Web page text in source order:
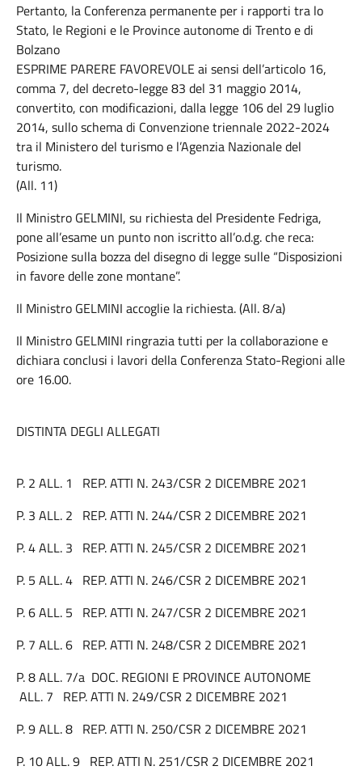
Pertanto, la Conferenza permanente per i rapporti tra lo
Stato, le Regioni e le Province autonome di Trento e di
Bolzano
ESPRIME PARERE FAVOREVOLE ai sensi dell’articolo 16,
comma 7, del decreto-legge 83 del 31 maggio 2014,
convertito, con modificazioni, dalla legge 106 del 29 luglio
2014, sullo schema di Convenzione triennale 2022-2024
tra il Ministero del turismo e l’Agenzia Nazionale del
turismo.
(All. 11)
Il Ministro GELMINI, su richiesta del Presidente Fedriga,
pone all’esame un punto non iscritto all’o.d.g. che reca:
Posizione sulla bozza del disegno di legge sulle “Disposizioni
in favore delle zone montane”.
Il Ministro GELMINI accoglie la richiesta. (All. 8/a)
Il Ministro GELMINI ringrazia tutti per la collaborazione e
dichiara conclusi i lavori della Conferenza Stato-Regioni alle
ore 16.00.
DISTINTA DEGLI ALLEGATI
P. 2 ALL. 1 REP. ATTI N. 243/CSR 2 DICEMBRE 2021
P. 3 ALL. 2 REP. ATTI N. 244/CSR 2 DICEMBRE 2021
P. 4 ALL. 3 REP. ATTI N. 245/CSR 2 DICEMBRE 2021
P. 5 ALL. 4 REP. ATTI N. 246/CSR 2 DICEMBRE 2021
P. 6 ALL. 5 REP. ATTI N. 247/CSR 2 DICEMBRE 2021
P. 7 ALL. 6 REP. ATTI N. 248/CSR 2 DICEMBRE 2021
P. 8 ALL. 7/a DOC. REGIONI E PROVINCE AUTONOME
ALL. 7 REP. ATTI N. 249/CSR 2 DICEMBRE 2021
P. 9 ALL. 8 REP. ATTI N. 250/CSR 2 DICEMBRE 2021
P. 10 ALL. 9 REP. ATTI N. 251/CSR 2 DICEMBRE 2021